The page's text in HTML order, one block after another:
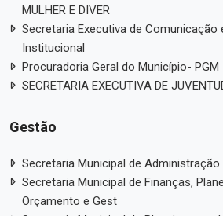
MULHER E DIVER
Secretaria Executiva de Comunicação
Institucional
Procuradoria Geral do Município- PGM
SECRETARIA EXECUTIVA DE
Gestão
Secretaria Municipal de Administração
Secretaria Municipal de Finanças,
Orçamento e Gest